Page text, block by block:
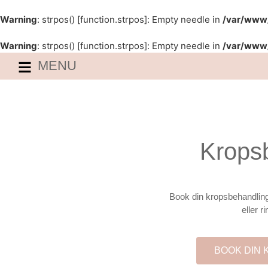
Warning: strpos() [function.strpos]: Empty needle in /var/
Warning: strpos() [function.strpos]: Empty needle in /var/
MENU
Book din
eller
BOOK DIN